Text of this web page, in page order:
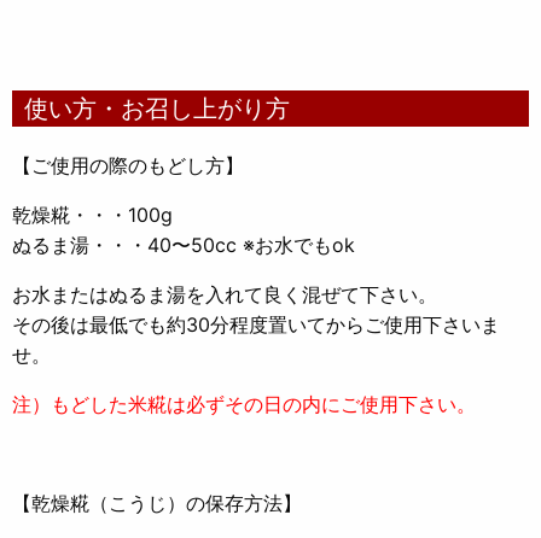
使い方・お召し上がり方
【ご使用の際のもどし方】
乾燥糀・・・100g
ぬるま湯・・・40〜50cc ※お水でもok
お水またはぬるま湯を入れて良く混ぜて下さい。
その後は最低でも約30分程度置いてからご使用下さいま
せ。
注）もどした米糀は必ずその日の内にご使用下さい。
【乾燥糀（こうじ）の保存方法】